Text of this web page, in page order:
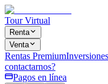
Tour Virtual
Renta
Venta
Rentas PremiumInversiones
contactarnos?
Pagos en línea